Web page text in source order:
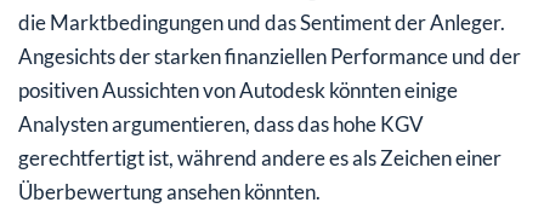
die Marktbedingungen und das Sentiment der Anleger.
Angesichts der starken finanziellen Performance und der
positiven Aussichten von Autodesk könnten einige
Analysten argumentieren, dass das hohe KGV
gerechtfertigt ist, während andere es als Zeichen einer
Überbewertung ansehen könnten.